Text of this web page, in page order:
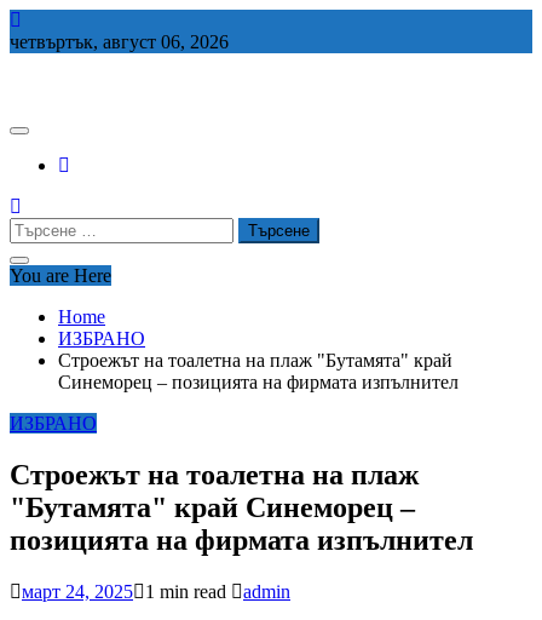
Skip
to
четвъртък, август 06, 2026
Търсене
за:
You are Here
Home
ИЗБРАНО
Строежът на тоалетна на плаж "Бутамята" край
Синеморец – позицията на фирмата изпълнител
ИЗБРАНО
Строежът на тоалетна на плаж
"Бутамята" край Синеморец –
позицията на фирмата изпълнител
март 24, 2025 1 min read
admin